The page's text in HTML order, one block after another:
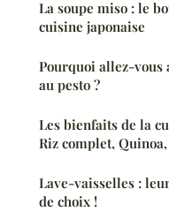
La soupe miso : le
cuisine japonaise
Pourquoi allez-vous
au pesto ?
Les bienfaits de la
Riz complet, Quinoa,
Lave-vaisselles :
de choix !